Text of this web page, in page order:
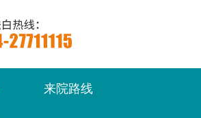
来院路线